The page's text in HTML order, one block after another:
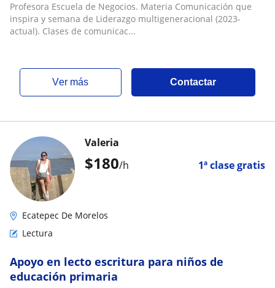
Profesora Escuela de Negocios. Materia Comunicación que
inspira y semana de Liderazgo multigeneracional (2023-
actual). Clases de comunicac...
ver más Contactar
$180/h 1ª clase gratis
Valeria
Ecatepec De Morelos
Lectura
Apoyo en lecto escritura para niños de
educación primaria